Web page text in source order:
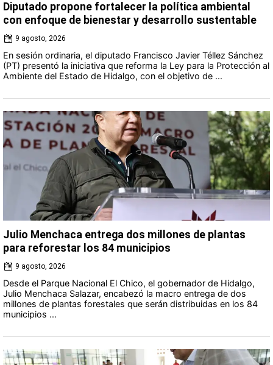
Diputado propone fortalecer la política ambiental
con enfoque de bienestar y desarrollo sustentable
9 agosto, 2026
En sesión ordinaria, el diputado Francisco Javier Téllez Sánchez
(PT) presentó la iniciativa que reforma la Ley para la Protección al
Ambiente del Estado de Hidalgo, con el objetivo de ...
Julio Menchaca entrega dos millones de plantas
para reforestar los 84 municipios
9 agosto, 2026
Desde el Parque Nacional El Chico, el gobernador de Hidalgo,
Julio Menchaca Salazar, encabezó la macro entrega de dos
millones de plantas forestales que serán distribuidas en los 84
municipios ...